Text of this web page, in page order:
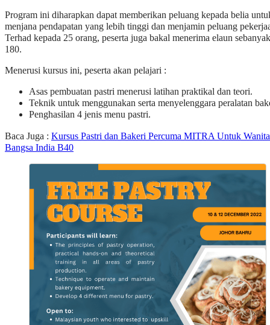
Program ini diharapkan dapat memberikan peluang kepada belia
menjana pendapatan yang lebih tinggi dan menjamin peluang
Terhad kepada 25 orang, peserta juga bakal menerima elaun
180.
Menerusi kursus ini, peserta akan pelajari :
Asas pembuatan pastri menerusi latihan praktikal dan teori.
Teknik untuk menggunakan serta menyelenggara peralatan
Penghasilan 4 jenis menu pastri.
Baca Juga : Kursus Pastri dan Bakeri Percuma MITRA Untuk Wanita
Bangsa India B40